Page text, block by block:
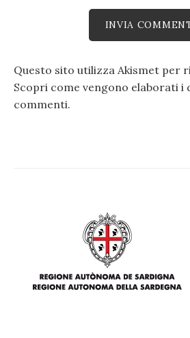
Questo sito utilizza Akismet per
Scopri come vengono elaborati i
commenti.